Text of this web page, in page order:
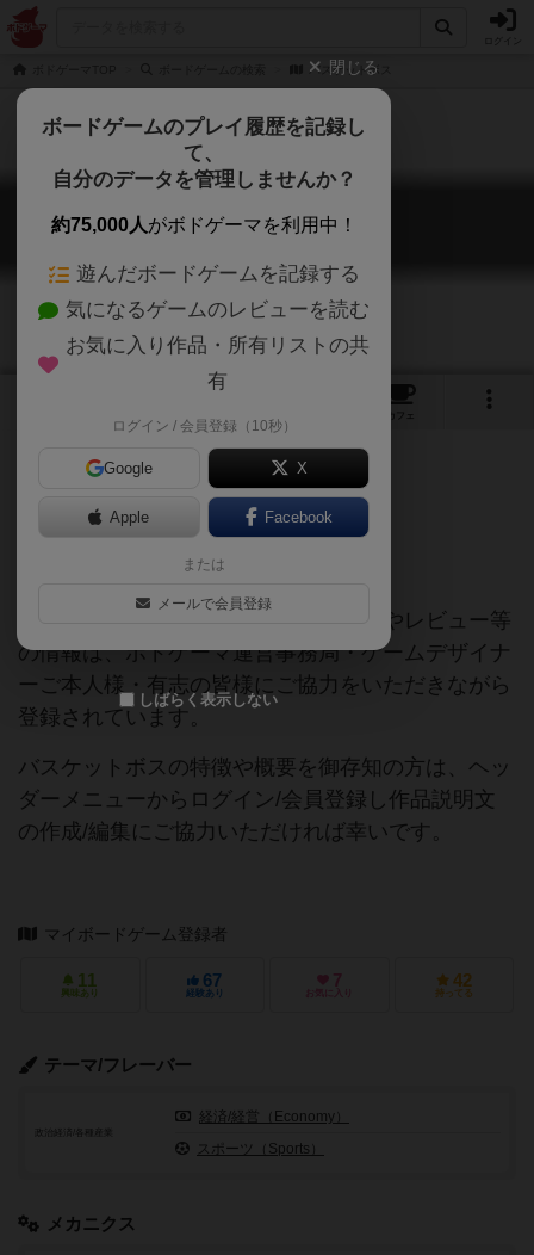
バスケットボス
バスケットボス
Basket Boss
カフェ
スポーツ
ご協力ください
当サイトに掲載されている作品説明文やレビュー等
の情報は、ボドゲーマ運営事務局・ゲームデザイナ
ーご本人様・有志の皆様にご協力をいただきながら
登録されています。
バスケットボスの特徴や概要を御存知の方は、ヘッ
ダーメニューからログイン/会員登録し作品説明文
の作成/編集にご協力いただければ幸いです。
マイボードゲーム登録者
11
興味あり
67
経験あり
7
お気に入り
42
持ってる
テーマ/フレーバー
政治経済/各種産業
経済/経営（Economy）
スポーツ（Sports）
メカニクス
閉じる
ボードゲームのプレイ履歴を記録し
て、
自分のデータを管理しませんか？
約75,000人がボドゲーマを利用中！
遊んだボードゲームを記録する
気になるゲームのレビューを読む
お気に入り作品・所有リストの共
有
ログイン / 会員登録（10秒）
Google X
Apple Facebook
または
メールで会員登録
しばらく表示しない